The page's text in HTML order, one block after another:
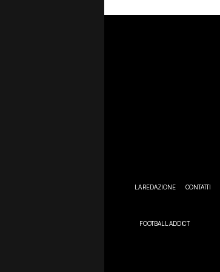
LA REDAZIONE CONTATTI
FOOTBALL ADDICT